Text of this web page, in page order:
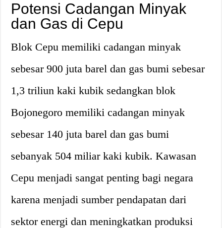
Potensi Cadangan Minyak
dan Gas di Cepu
Blok Cepu memiliki cadangan minyak
sebesar 900 juta barel dan gas bumi sebesar
1,3 triliun kaki kubik sedangkan blok
Bojonegoro memiliki cadangan minyak
sebesar 140 juta barel dan gas bumi
sebanyak 504 miliar kaki kubik. Kawasan
Cepu menjadi sangat penting bagi negara
karena menjadi sumber pendapatan dari
sektor energi dan meningkatkan produksi